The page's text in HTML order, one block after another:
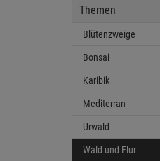
Themen
Blütenzweige
Bonsai
Karibik
Mediterran
Urwald
Wald und Flur